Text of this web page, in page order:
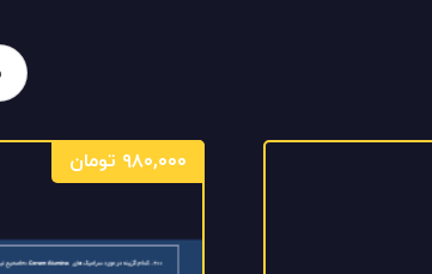
۹۸۰,۰۰۰ تومان